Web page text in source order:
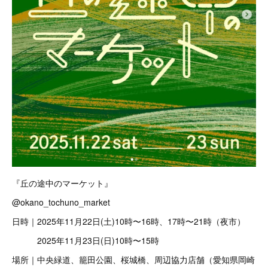
『丘の途中のマーケット』
@okano_tochuno_market
日時｜2025年11月22日(土)10時〜16時、17時〜21時（夜市）
2025年11月23日(日)10時〜15時
場所｜中央緑道、籠田公園、桜城橋、周辺協力店舗（愛知県岡崎